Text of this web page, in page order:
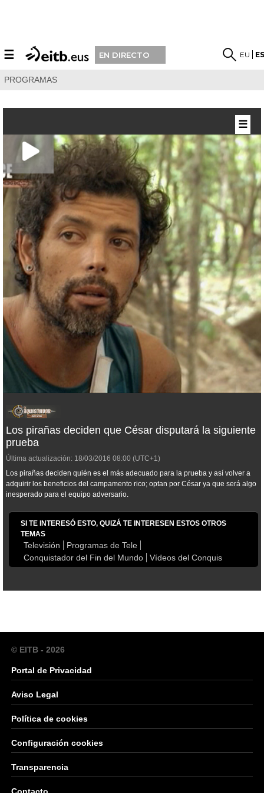
☰ EN DIRECTO EU
PROGRAMAS
Los pirañas deciden que César disputará la siguiente
prueba
Última actualización: 18/03/2016 08:00 (UTC+1)
Los pirañas deciden quién es el más adecuado para la prueba y así volver a
adquirir los beneficios del campamento rico; optan por César ya que será algo
inesperado para el equipo adversario.
SI TE INTERESÓ ESTO, QUIZÁ TE INTERESEN ESTOS OTROS
TEMAS
Televisión
Programas de Tele
Conquistador del Fin del Mundo
Vídeos del Conquis
☰
© EITB - 2026
Portal de Privacidad
Aviso Legal
Política de cookies
Configuración cookies
Transparencia